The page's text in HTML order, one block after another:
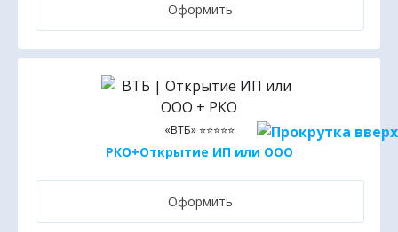
Оформить
«ВТБ» ⭐⭐⭐⭐⭐
РКО+Открытие ИП или ООО
Оформить